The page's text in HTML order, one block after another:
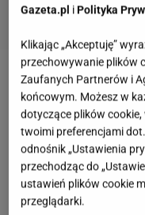
Zobacz wideo
skarbówki jest
Praca przy
godzinę i 15 tys. zł
Gazeta.pl i Polityka
Klikając „Akceptuję”
przechowywanie plików
Zaufanych Partnerów i
końcowym. Możesz w
dotyczące plików
twoimi preferencjami
odnośnik „Ustawienia
przechodząc do
ustawień plików cookie
przeglądarki.